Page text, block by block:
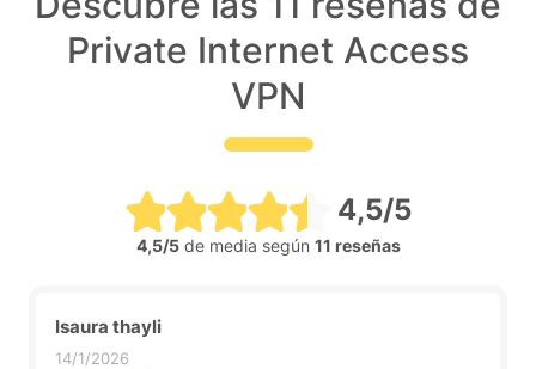
Private Internet Access
VPN
4,5/5
4,5/5de media según 11 reseñas
Isaura thayli
14/1/2026